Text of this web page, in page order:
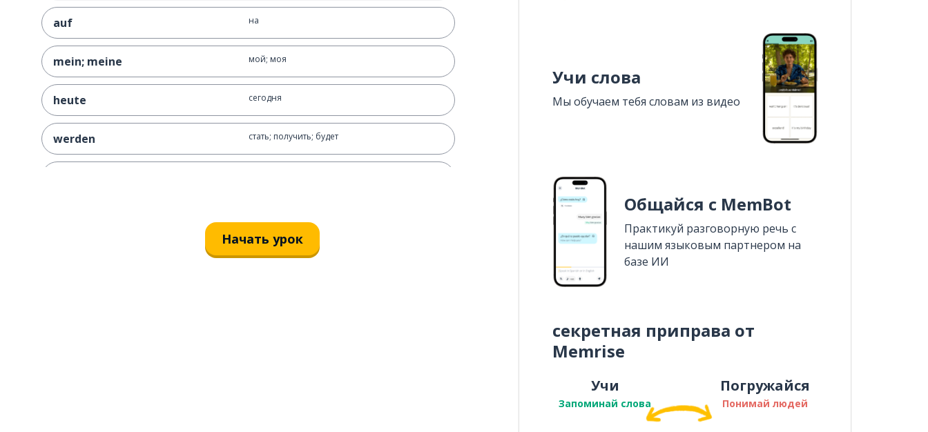
auf на
mein; meine мой; моя
heute сегодня
werden стать; получить; будет
эти; те (перед существительным)
Начать урок
Учи слова
Мы обучаем тебя словам из видео
Общайся с MemBot
Практикуй разговорную речь с
нашим языковым партнером на
базе ИИ
секретная приправа от
Memrise
Учи
Запоминай слова
Погружайся
Понимай людей